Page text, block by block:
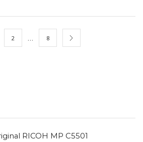
2 … 8
RICOH MP C5501